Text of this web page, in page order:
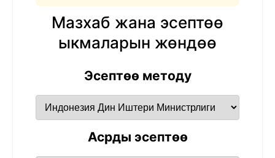
Мазхаб жана эсептөө
ыкмаларын жөндөө
Эсептөө методу
Асрды эсептөө